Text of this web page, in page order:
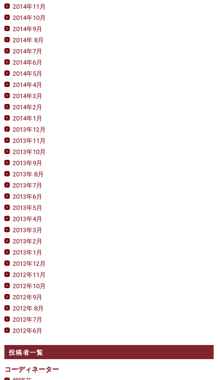
2014年11月
2014年10月
2014年9月
2014年 8月
2014年7月
2014年6月
2014年5月
2014年4月
2014年3月
2014年2月
2014年1月
2013年12月
2013年11月
2013年10月
2013年9月
2013年 8月
2013年7月
2013年6月
2013年5月
2013年4月
2013年3月
2013年2月
2013年1月
2012年12月
2012年11月
2012年10月
2012年9月
2012年 8月
2012年7月
2012年6月
投稿者一覧
コーディネーター